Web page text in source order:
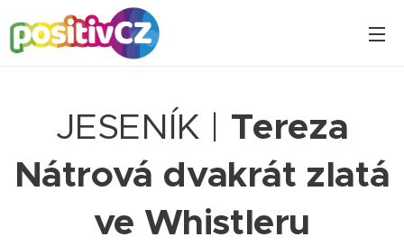
JESENÍK | Tereza
Nátrová dvakrát zlatá
ve Whistleru